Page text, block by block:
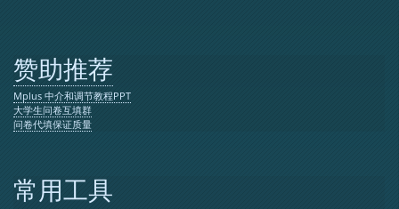
赞助推荐
Mplus 中介和调节教程PPT
大学生问卷互填群
问卷代填保证质量
常用工具